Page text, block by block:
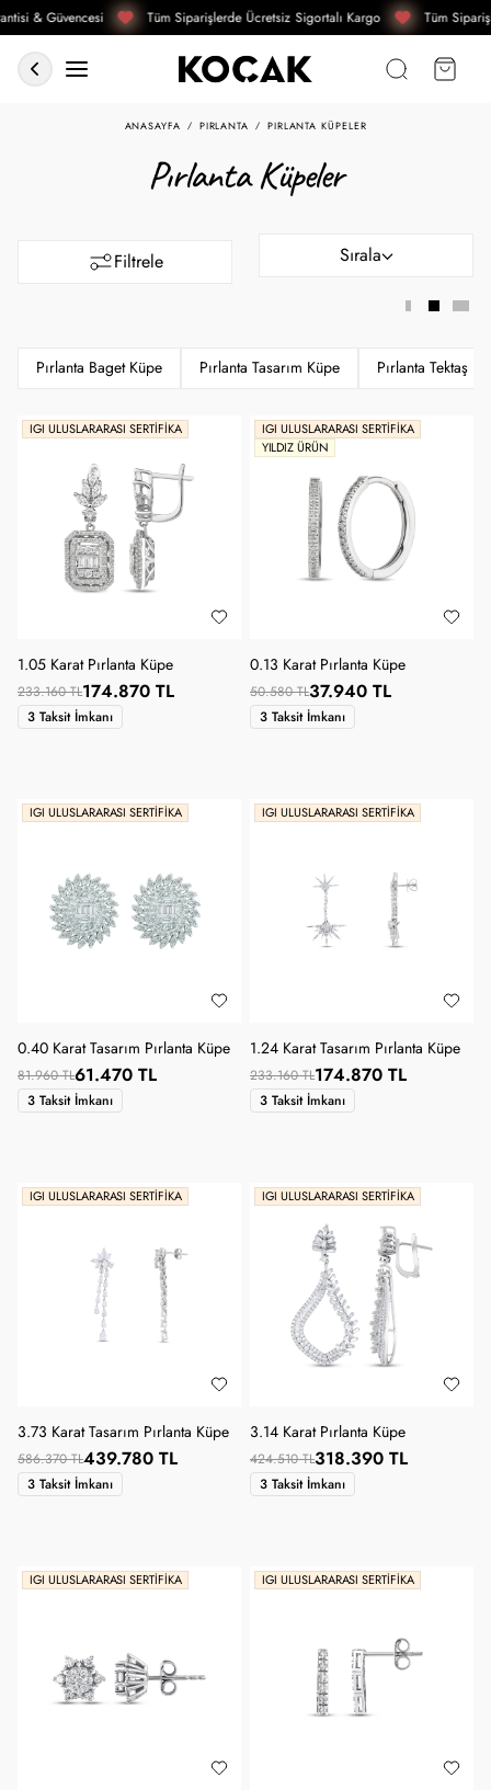
& Güvencesi Tüm Siparişlerde Ücretsiz Sigortalı Kargo Tüm
ANASAYFA PIRLANTA PIRLANTA KÜPELER
Pırlanta Küpeler
Filtrele Sırala
Pırlanta Baget Küpe Pırlanta Tasarım Küpe Pırlanta Tektaş
IGI ULUSLARARASI SERTIFIKA
1.05 Karat Pırlanta Küpe
233.160 TL174.870 TL
3 Taksit İmkanı
IGI ULUSLARARASI SERTIFIKA
YILDIZ ÜRÜN
0.13 Karat Pırlanta Küpe
50.580 TL37.940 TL
3 Taksit İmkanı
IGI ULUSLARARASI SERTIFIKA
0.40 Karat Tasarım Pırlanta Küpe
81.960 TL61.470 TL
3 Taksit İmkanı
IGI ULUSLARARASI SERTIFIKA
1.24 Karat Tasarım Pırlanta Küpe
233.160 TL174.870 TL
3 Taksit İmkanı
IGI ULUSLARARASI SERTIFIKA
3.73 Karat Tasarım Pırlanta Küpe
586.370 TL439.780 TL
3 Taksit İmkanı
IGI ULUSLARARASI SERTIFIKA
3.14 Karat Pırlanta Küpe
424.510 TL318.390 TL
3 Taksit İmkanı
IGI ULUSLARARASI SERTIFIKA IGI ULUSLARARASI SERTIFIKA